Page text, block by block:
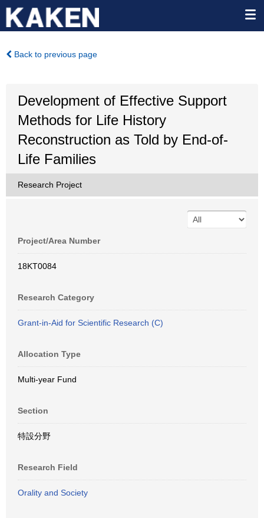
Back to previous page
Development of Effective Support
Methods for Life History
Reconstruction as Told by End-of-
Life Families
Research Project
Project/Area Number
18KT0084
Research Category
Grant-in-Aid for Scientific Research (C)
Allocation Type
Multi-year Fund
Section
特設分野
Research Field
Orality and Society